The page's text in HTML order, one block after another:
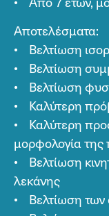
Αποτελέσματα:
• Βελτίωση
• Βελτίωση
• Βελτίωση
• Καλύτερη
• Καλύτερη
μορφολογία της
• Βελτίωση
λεκάνης
• Βελτίωση των